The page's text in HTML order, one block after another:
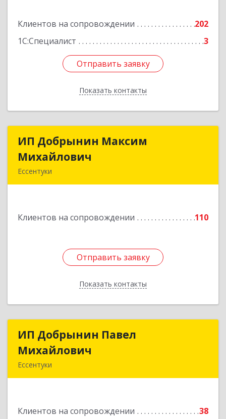
Клиентов на сопровождении
202
1С:Специалист
3
Отправить заявку
Показать контакты
Подробнее
Отправить заявку
Назад
ИП Добрынин Максим
Михайлович
Ессентуки
Клиентов на сопровождении 110
Отправить заявку
Показать контакты
ИП Добрынин Максим
Подробнее
Отправить заявку
Назад
ИП Добрынин Павел
Михайлович
Ессентуки
Клиентов на сопровождении 38
ИП Добрынин Павел